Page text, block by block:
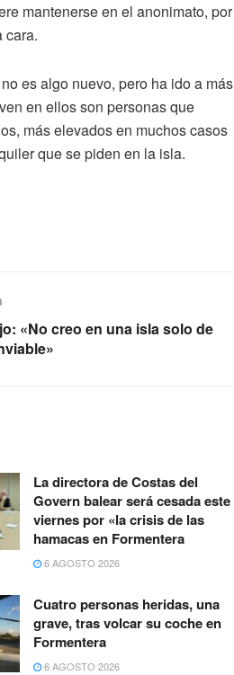
mantenerse en el anonimato, por
cara.
es algo nuevo, pero ha ido a más
en ellos son personas que
más elevados en muchos casos
que se piden en la isla.
«No creo en una isla solo de
La directora de Costas del
Govern balear será cesada este
viernes por «la crisis de las
hamacas en Formentera
6 AGOSTO 2026
Cuatro personas heridas, una
grave, tras volcar su coche en
Formentera
6 AGOSTO 2026